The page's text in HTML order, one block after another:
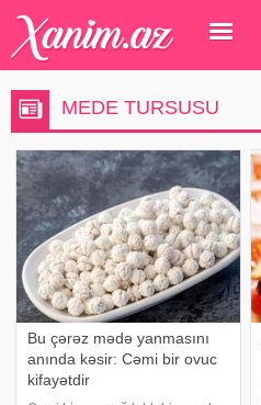
MEDE TURSUSU
Bu çərəz mədə yanmasını
anında kəsir: Cəmi bir ovuc
kifayətdir